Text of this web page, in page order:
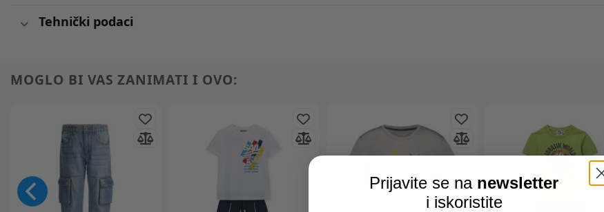
Tehnički podaci
MOGLO BI VAS ZANIMATI I OVO:
Prijavite se na newsletter
i iskoristite